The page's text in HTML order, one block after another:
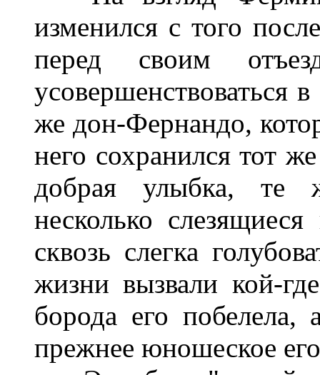
изменился с того
перед своим
усовершенствоваться
же дон-Фернандо,
него сохранился тот
добрая улыбка, те
несколько
сквозь слегка
жизни вызвали кой-
борода его
прежнее юношеское